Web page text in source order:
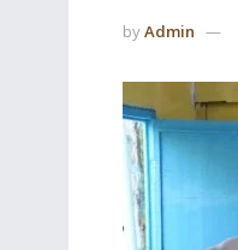
byAdmin